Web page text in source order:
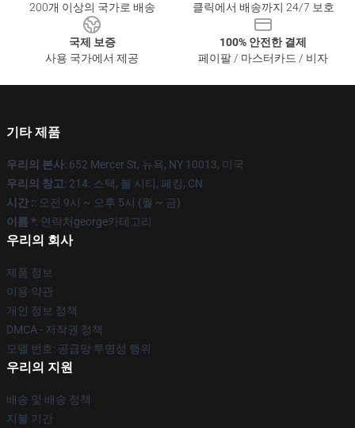
200개 이상의 국가로 배송
클릭에서 배송까지 24/7 보호
국제 보증
사용 국가에서 제공
100% 안전한 결제
페이팔 / 마스터카드 / 비자
기타 제품
우리의 본사: 652 Mercer St, 뉴욕, NY 10013, 미국
우리의 창고: 214. 스택, 볼 시티, 페킹, CN
시간 :: 오전 9시 ~ 오후 5시 (월 ~ 금)
이름 *: 연락처george카테고리
우리의 회사
제품 정보
이용 약관
개인 정보 정책
DMCA - 저작권 정책
모델 번호: 공급망 투명성 행위
우리의 지원
배송 및 배송 정책
지불 기간